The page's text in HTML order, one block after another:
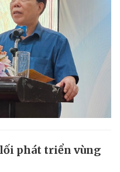
lối phát triển vùng